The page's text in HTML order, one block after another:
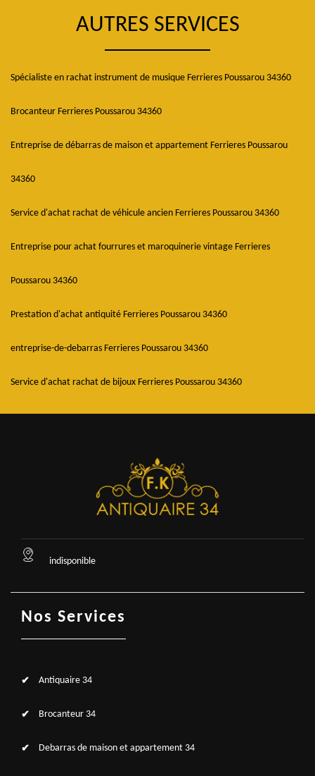
AUTRES SERVICES
Spécialiste en rachat instrument de musique Ferrieres Poussarou 34360
Brocanteur Ferrieres Poussarou 34360
Entreprise de débarras de maison et appartement Ferrieres Poussarou
34360
Service d'achat rachat de véhicule ancien Ferrieres Poussarou 34360
Entreprise pour achat fourrures et maroquinerie vintage Ferrieres
Poussarou 34360
Prestation d'achat antiquité Ferrieres Poussarou 34360
entreprise-de-debarras Ferrieres Poussarou 34360
Service d'achat rachat de bijoux Ferrieres Poussarou 34360
indisponible
Nos Services
Antiquaire 34
Brocanteur 34
Debarras de maison et appartement 34